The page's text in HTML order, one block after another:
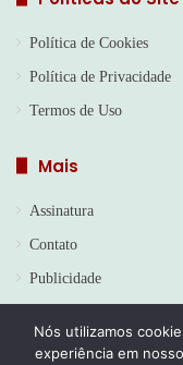
Política de Cookies
Política de Privacidade
Termos de Uso
Mais
Assinatura
Contato
Publicidade
Nós utilizamos
experiência em